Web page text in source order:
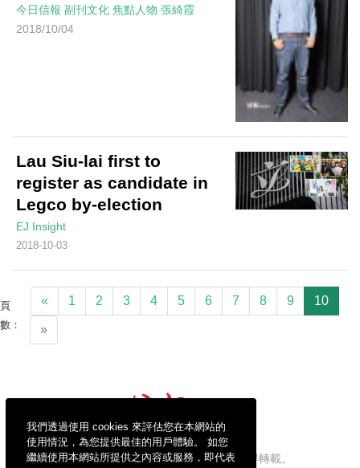
我們透過使用 cookies 來評估您在本網站的
使用情況，為您提供最佳的用戶體驗。 如您
繼續使用本網站所提供之內容或服務，即代表
今日信報 副刊文化 焦點人物 張綺霞
2018/10/04
Lau Siu-lai first to
register as candidate in
Legco by-election
EJ Insight
2018-10-03
頁
數：
« 1 2 3 4 5 6 7 8 9 10
»
信報財經新聞有限公司版權所有，不得轉載。